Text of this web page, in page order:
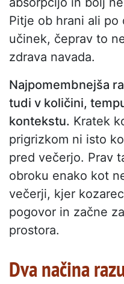
Pitje ob hrani ali po
učinek, čeprav to
zdrava navada.
Najpomembnejša
tudi v količini,
kontekstu. Kratek
prigrizkom ni isto
pred večerjo. Prav
obroku enako kot
večerji, kjer
pogovor in začne
prostora.
Dva načina